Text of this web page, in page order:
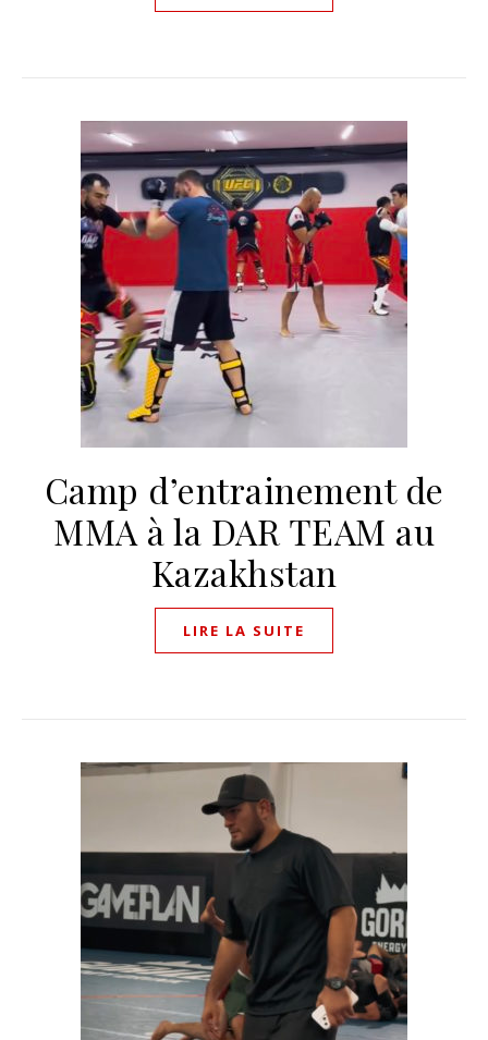
Camp d’entrainement de
MMA à la DAR TEAM au
Kazakhstan
LIRE LA SUITE